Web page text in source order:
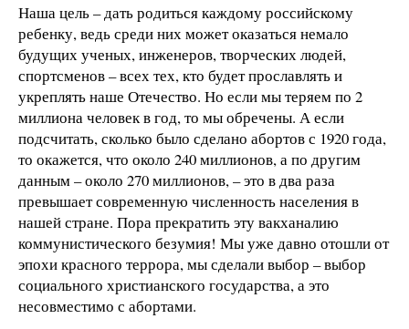
Наша цель – дать родиться каждому российскому
ребенку, ведь среди них может оказаться немало
будущих ученых, инженеров, творческих людей,
спортсменов – всех тех, кто будет прославлять и
укреплять наше Отечество. Но если мы теряем по 2
миллиона человек в год, то мы обречены. А если
подсчитать, сколько было сделано абортов с 1920 года,
то окажется, что около 240 миллионов, а по другим
данным – около 270 миллионов, – это в два раза
превышает современную численность населения в
нашей стране. Пора прекратить эту вакханалию
коммунистического безумия! Мы уже давно отошли от
эпохи красного террора, мы сделали выбор – выбор
социального христианского государства, а это
несовместимо с абортами.